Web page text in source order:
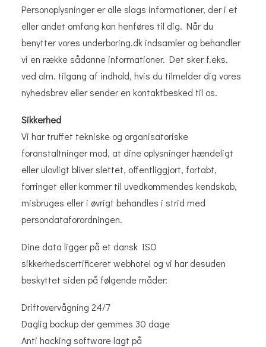
Personoplysninger er alle slags informationer, der i et
eller andet omfang kan henføres til dig. Når du
benytter vores underboring.dk indsamler og behandler
vi en række sådanne informationer. Det sker f.eks.
ved alm. tilgang af indhold, hvis du tilmelder dig vores
nyhedsbrev eller sender en kontaktbesked til os.
Sikkerhed
Vi har truffet tekniske og organisatoriske
foranstaltninger mod, at dine oplysninger hændeligt
eller ulovligt bliver slettet, offentliggjort, fortabt,
forringet eller kommer til uvedkommendes kendskab,
misbruges eller i øvrigt behandles i strid med
persondataforordningen.
Dine data ligger på et dansk ISO
sikkerhedscertificeret webhotel og vi har desuden
beskyttet siden på følgende måder:
Driftovervågning 24/7
Daglig backup der gemmes 30 dage
Anti hacking software lagt på